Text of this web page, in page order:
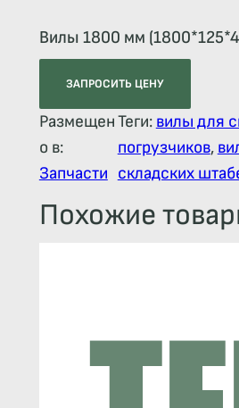
Вилы 1800 мм
ЗАПРОСИТЬ ЦЕНУ
Размещен
о в:
Запчасти
Теги: вилы для
погрузчиков,
складских
Похожие